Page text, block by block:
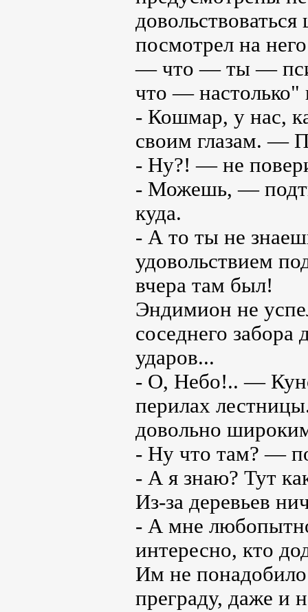
посмотрел на
— что — ты —
что — настолько"
- Кошмар, у нас,
своим глазам. —
- Ну?! — не
- Можешь, —
куда.
- А то ты не
удовольствием
вчера там был!
Эндимион не
соседнего забора
ударов...
- О, Небо!.. —
перилах
довольно
- Ну что там? —
- А я знаю? Тут
Из-за деревьев
- А мне
интересно, кто
Им не
преграду, даже и